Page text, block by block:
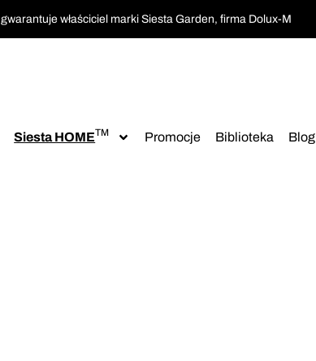
gwarantuje właściciel marki Siesta Garden, firma Dolux-M
Siesta HOMETM Promocje Biblioteka Blog